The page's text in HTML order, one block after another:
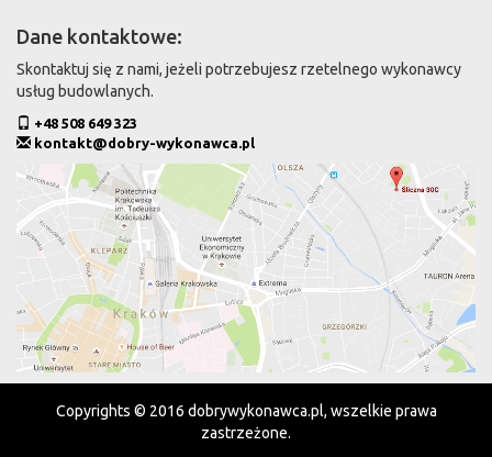
Dane kontaktowe:
Skontaktuj się z nami, jeżeli potrzebujesz rzetelnego wykonawcy
usług budowlanych.
+48 508 649 323
kontakt@dobry-wykonawca.pl
Copyrights © 2016 dobrywykonawca.pl, wszelkie prawa
zastrzeżone.